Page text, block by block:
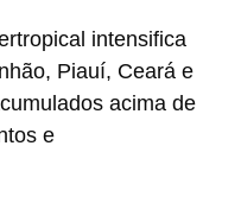
intensifica
Piauí, Ceará e
acima de
e